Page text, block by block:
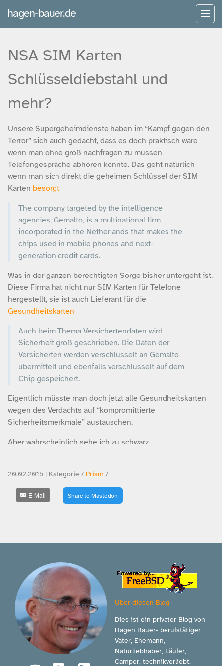
hagen-bauer.de
NSA SIM Karten
Schlüsseldiebstahl und
mehr?
Unsere Supergeheimdienste haben im “Kampf gegen den
Terror” sich auch gedacht, dass es doch praktisch wäre
wenn man ohne groß nachfragen zu müssen
Telefongespräche abhören könnte. Das geht natürlich
wenn man sich direkt die geheimen Schlüssel der SIM
Karten besorgt
The company targeted by the intelligence
agencies, Gemalto, is a multinational firm
incorporated in the Netherlands that makes the
chips used in mobile phones and next-
generation credit cards.
Was in der ganzen berechtigten Sorge bisher untergeht ist.
Diese Firma hat nicht nur SIM Karten für Telefone
hergestellt, sie ist auch Lieferant für die
Gesundheitskarten
Auch beim Thema Versichertendaten wird
Sicherheit groß geschrieben. Die Daten der
Versicherten werden verschlüsselt an Gemalto
übermittelt und ebenfalls verschlüsselt auf dem
Chip gespeichert.
Eigentlich müsste man doch jetzt alle Gesundheitskarten
wegen des Verdachts auf “kompromittierte
Sicherheitsmerkmale” austauschen.
Aber wahrscheinlich sehe ich zu schwarz.
20.02.2015 | Kategorie / Prism /
E-Mail Share to Mastodon
Über diesen Blog
Dies ist ein privater Blog von
Hagen Bauer- berufstätiger
Vater, Ehemann,
Naturliebhaber, Läufer,
Camper, technikverliebt.